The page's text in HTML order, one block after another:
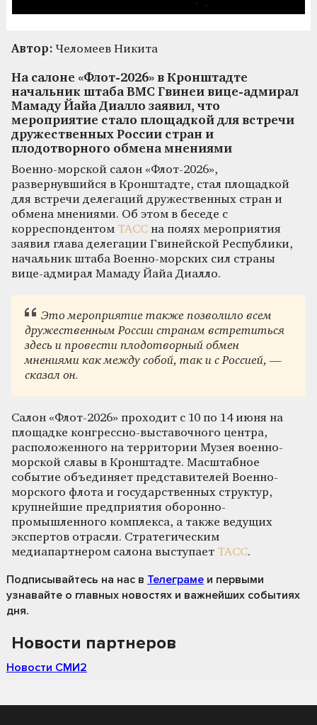
Автор: Челомеев Никита
На салоне «Флот-2026» в Кронштадте
начальник штаба ВМС Гвинеи вице-адмирал
Мамаду Йайа Диалло заявил, что
мероприятие стало площадкой для встречи
дружественных России стран и
плодотворного обмена мнениями
Военно-морской салон «Флот-2026»,
развернувшийся в Кронштадте, стал площадкой
для встречи делегаций дружественных стран и
обмена мнениями. Об этом в беседе с
корреспондентом ТАСС на полях мероприятия
заявил глава делегации Гвинейской Республики,
начальник штаба Военно-морских сил страны
вице-адмирал Мамаду Йайа Диалло.
Это мероприятие также позволило всем
дружественным России странам встретиться
здесь и провести плодотворный обмен
мнениями как между собой, так и с Россией, —
сказал он.
Салон «Флот-2026» проходит с 10 по 14 июня на
площадке конгрессно-выставочного центра,
расположенного на территории Музея военно-
морской славы в Кронштадте. Масштабное
событие объединяет представителей Военно-
морского флота и государственных структур,
крупнейшие предприятия оборонно-
промышленного комплекса, а также ведущих
экспертов отрасли. Стратегическим
медиапартнером салона выступает ТАСС.
Подписывайтесь на нас в Телеграме и первыми
узнавайте о главных новостях и важнейших событиях
дня.
Новости партнеров
Новости СМИ2